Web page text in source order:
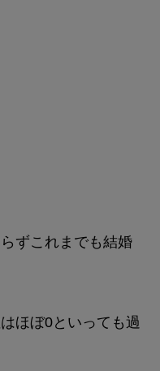
ずこれまでも結婚
ほぼ0といっても過